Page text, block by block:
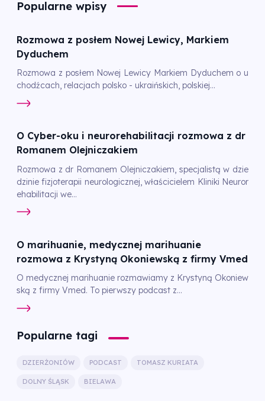
Popularne wpisy
Rozmowa z posłem Nowej Lewicy, Markiem
Dyduchem
Rozmowa z posłem Nowej Lewicy Markiem Dyduchem o u
chodźcach, relacjach polsko - ukraińskich, polskiej...
O Cyber-oku i neurorehabilitacji rozmowa z dr
Romanem Olejniczakiem
Rozmowa z dr Romanem Olejniczakiem, specjalistą w dzie
dzinie fizjoterapii neurologicznej, właścicielem Kliniki Neuror
ehabilitacji we...
O marihuanie, medycznej marihuanie
rozmowa z Krystyną Okoniewską z firmy Vmed
O medycznej marihuanie rozmawiamy z Krystyną Okoniew
ską z firmy Vmed. To pierwszy podcast z...
Popularne tagi
DZIERŻONIÓW PODCAST TOMASZ KURIATA
DOLNY ŚLĄSK BIELAWA